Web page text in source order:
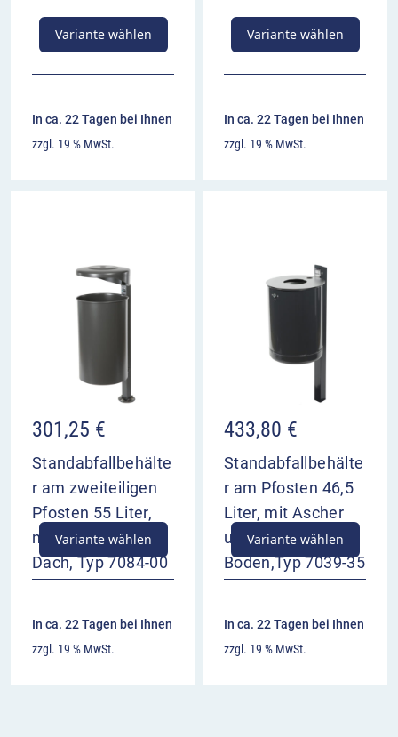
Variante wählen
In ca. 22 Tagen bei Ihnen
zzgl. 19 % MwSt.
Variante wählen
In ca. 22 Tagen bei Ihnen
zzgl. 19 % MwSt.
301,25 €
Standabfallbehälte
r am zweiteiligen
Pfosten 55 Liter,
mit Ascher im
Dach, Typ 7084-00
Variante wählen
In ca. 22 Tagen bei Ihnen
zzgl. 19 % MwSt.
433,80 €
Standabfallbehälte
r am Pfosten 46,5
Liter, mit Ascher
und gelochtem
Boden,Typ 7039-35
Variante wählen
In ca. 22 Tagen bei Ihnen
zzgl. 19 % MwSt.